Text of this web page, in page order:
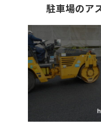
駐車場のア